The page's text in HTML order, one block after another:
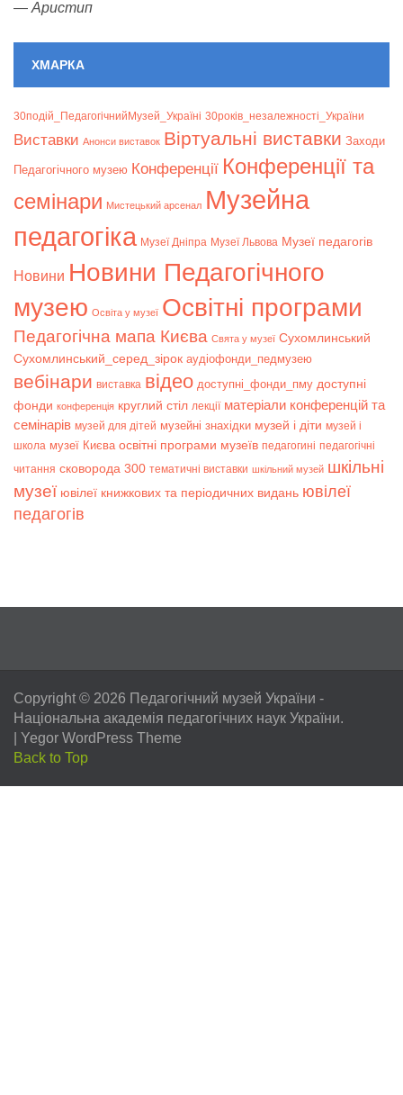
— Аристип
ХМАРКА
30подій_ПедагогічнийМузей_Україні 30років_незалежності_України
Bиставки Анонси виставок Віртуальні виставки Заходи
Педагогічного музею Конференції Конференції та
семінари Мистецький арсенал Музейна
педагогіка Музеї Дніпра Музеї Львова Музеї педагогів
Новини Новини Педагогічного
музею Освіта у музеї Освітні програми
Педагогічна мапа Києва Свята у музеї Сухомлинський
Сухомлинський_серед_зірок аудіофонди_педмузею
вебінари виставка відео доступні_фонди_пму доступні
фонди конференція круглий стіл лекції матеріали конференцій та
семінарів музей для дітей музейні знахідки музей і діти музей і
школа музеї Києва освітні програми музеїв педагогині педагогічні
читання сковорода 300 тематичні виставки шкільний музей шкільні
музеї ювілеї книжкових та періодичних видань ювілеї
педагогів
Copyright © 2026 Педагогічний музей України -
Національна академія педагогічних наук України.
Yegor WordPress Theme
Back to Top